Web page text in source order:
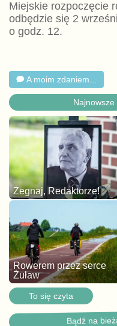
Miejskie rozpoczęcie
odbędzie się 2
o godz. 12.
A moim zdaniem...
Najnowsze
Żegnaj, Redaktorze!
Rowerem przez serce
Żuław
To się czyta
Bądź na